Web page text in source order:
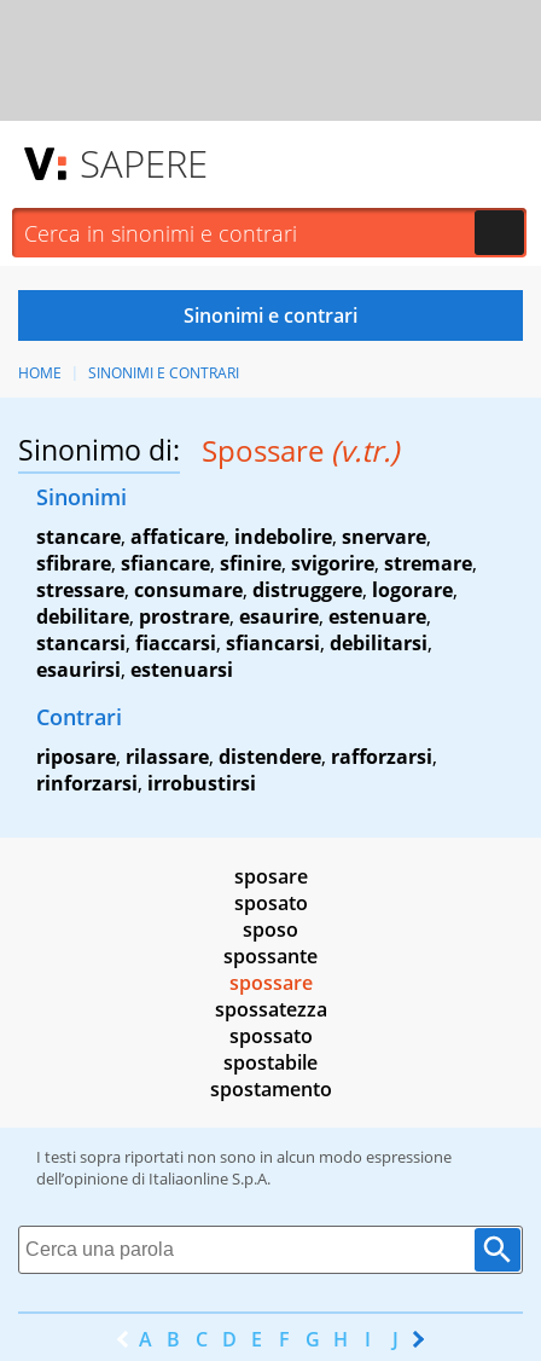
SAPERE
HOME SINONIMI E CONTRARI
Sinonimo di: Spossare (v.tr.)
Sinonimi
stancare, affaticare, indebolire, snervare,
sfibrare, sfiancare, sfinire, svigorire, stremare,
stressare, consumare, distruggere, logorare,
debilitare, prostrare, esaurire, estenuare,
stancarsi, fiaccarsi, sfiancarsi, debilitarsi,
esaurirsi, estenuarsi
Contrari
riposare, rilassare, distendere, rafforzarsi,
rinforzarsi, irrobustirsi
sposare
sposato
sposo
spossante
spossare
spossatezza
spossato
spostabile
spostamento
I testi sopra riportati non sono in alcun modo espressione
dell’opinione di Italiaonline S.p.A.
A B C D E F G H I J K